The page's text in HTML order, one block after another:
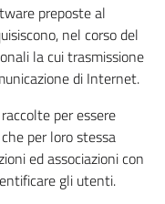
preposte al
nel corso del
la cui trasmissione
di Internet.
per essere
per loro stessa
ed associazioni con
gli utenti.